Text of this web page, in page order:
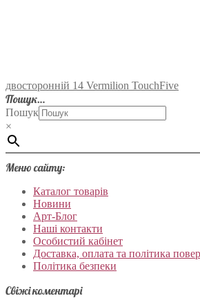
двосторонній 14 Vermilion TouchFive
Пошук…
Пошук
×
Меню сайту:
Каталог товарів
Новини
Арт-Блог
Наші контакти
Особистий кабінет
Доставка, оплата та політика
Політика безпеки
Свіжі коментарі